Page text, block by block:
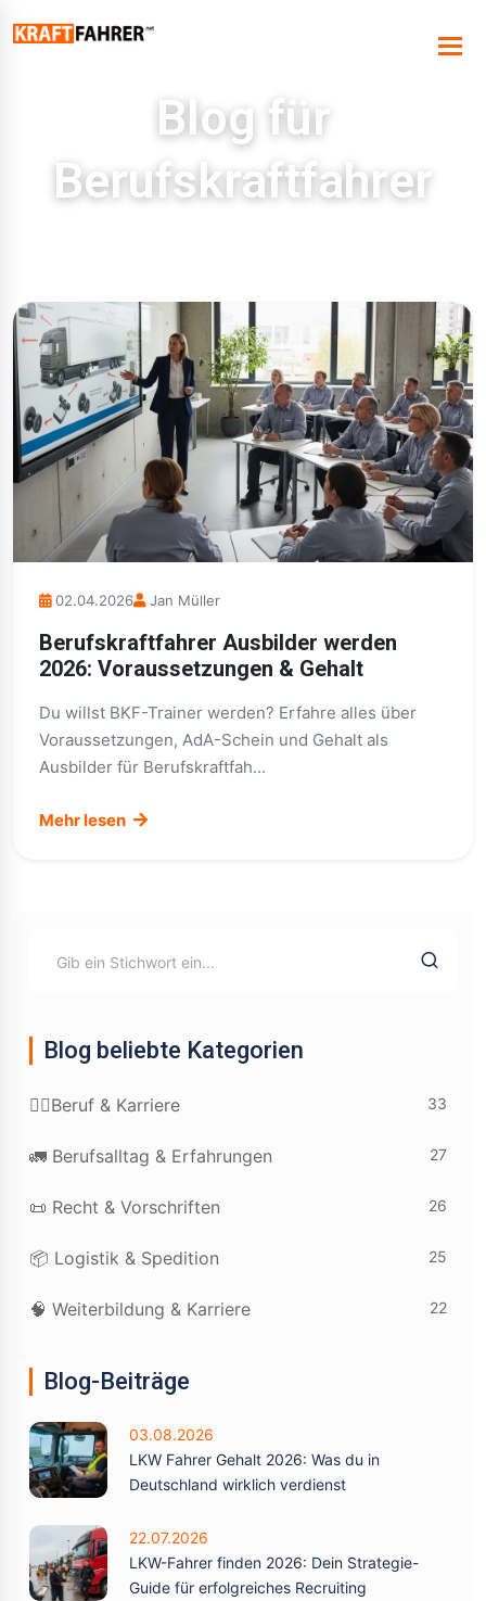
Blog für
Berufskraftfahrer
02.04.2026 Jan Müller
Berufskraftfahrer Ausbilder werden
2026: Voraussetzungen & Gehalt
Du willst BKF-Trainer werden? Erfahre alles über
Voraussetzungen, AdA-Schein und Gehalt als
Ausbilder für Berufskraftfah...
Mehr lesen
Blog beliebte Kategorien
👷‍♂️Beruf & Karriere 33
🚛 Berufsalltag & Erfahrungen 27
📜 Recht & Vorschriften 26
📦 Logistik & Spedition 25
🧠 Weiterbildung & Karriere 22
Blog-Beiträge
03.08.2026
LKW Fahrer Gehalt 2026: Was du in
Deutschland wirklich verdienst
22.07.2026
LKW-Fahrer finden 2026: Dein Strategie-
Guide für erfolgreiches Recruiting